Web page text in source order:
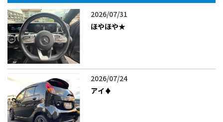
2026/07/31
ほやほや★
2026/07/24
アイ♦️